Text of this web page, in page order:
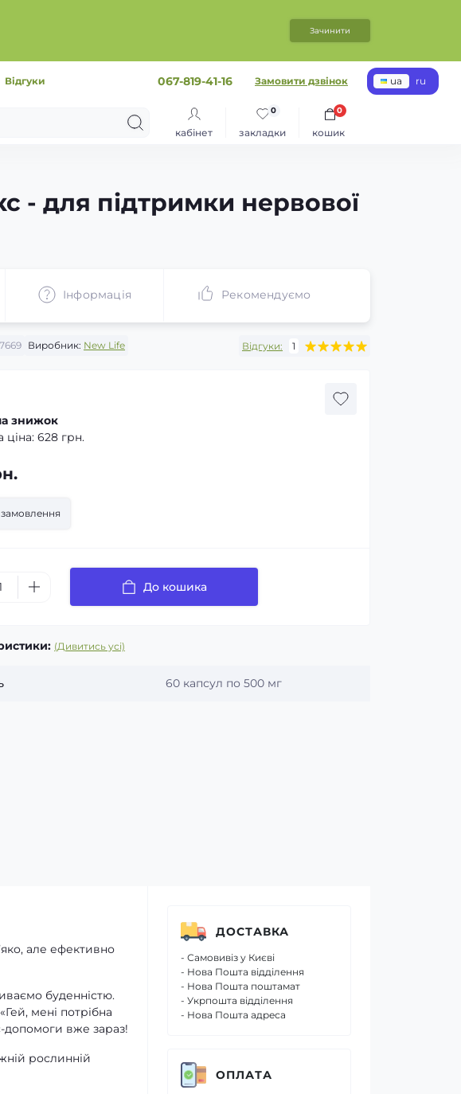
Зачинити
Відгуки 067-819-41-16 Замовити дзвінок ua ru
кабінет закладки
0
кошик
0
- для підтримки нервової
Інформація Рекомендуємо
7669 Виробник: New Life Відгуки: 1
знижок
ціна: 628 грн.
До кошика
(Дивитись усі)
60 капсул по 500 мг
але ефективно
буденністю.
мені потрібна
допомоги вже зараз!
рослинній
ДОСТАВКА
- Самовивіз у Києві
- Нова Пошта відділення
- Нова Пошта поштамат
- Укрпошта відділення
- Нова Пошта адреса
ОПЛАТА